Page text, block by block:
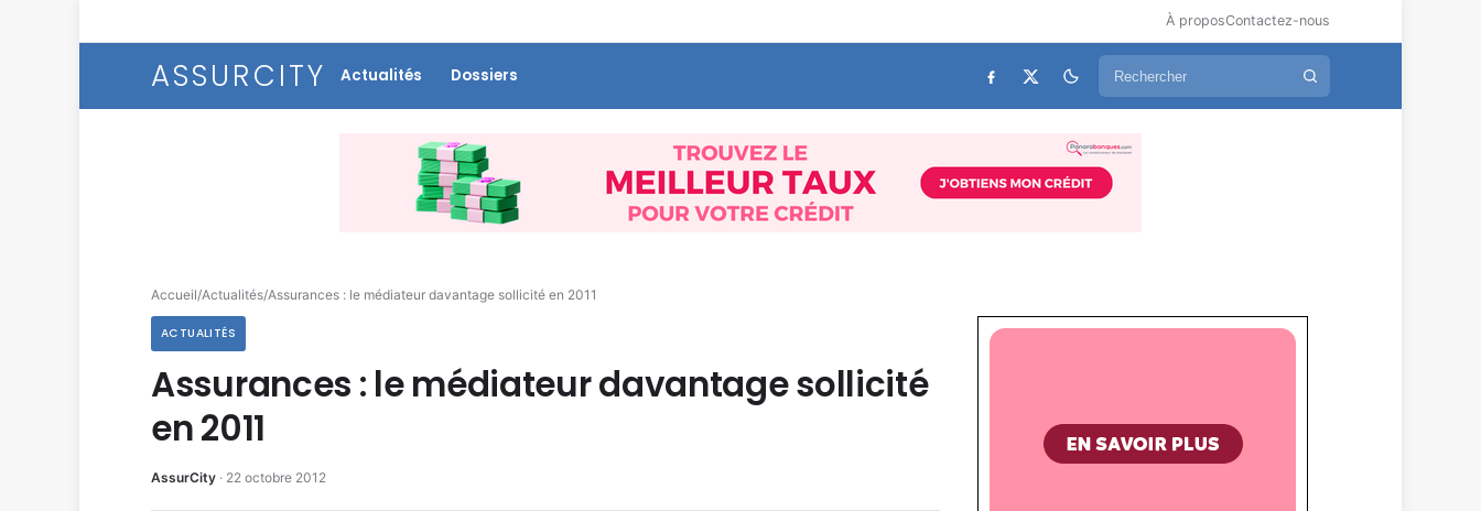
À proposContactez-nous
ASSURCITY Actualités Dossiers
Accueil/Actualités/Assurances : le médiateur davantage sollicité en 2011
ACTUALITÉS
Assurances : le médiateur davantage sollicité
en 2011
AssurCity · 22 octobre 2012